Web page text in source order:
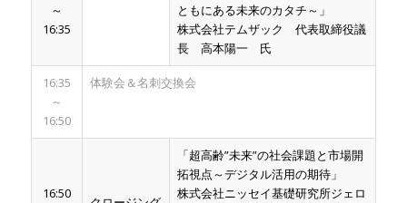
～
16:35
ともにある未来のカタチ～」
株式会社テムザック 代表取締役議
長 高本陽一 氏
16:35
～
16:50
体験会＆名刺交換会
16:50
「超高齢”未来”の社会課題と市場開
拓視点～デジタル活用の期待」
株式会社ニッセイ基礎研究所ジェロ